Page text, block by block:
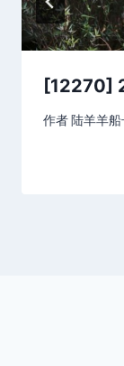
[12270]
作者 陆羊羊船